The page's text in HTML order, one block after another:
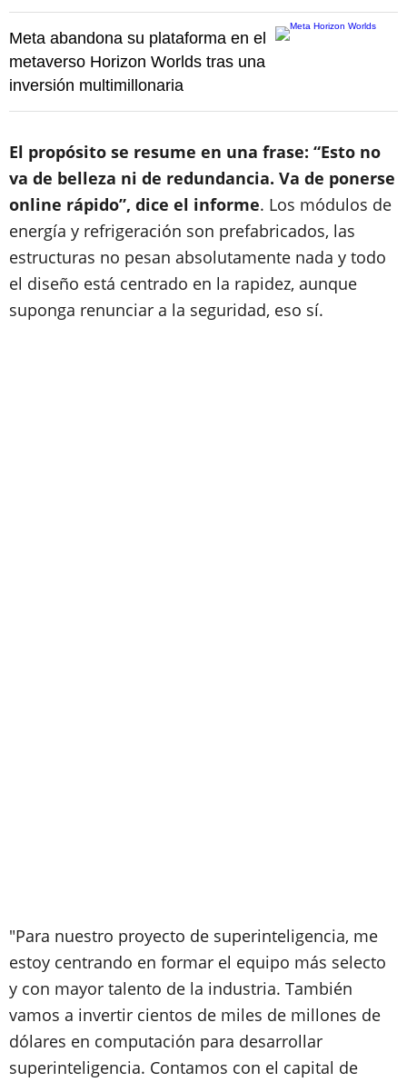
Meta abandona su plataforma en el
metaverso Horizon Worlds tras una
inversión multimillonaria
El propósito se resume en una frase: “Esto no
va de belleza ni de redundancia. Va de ponerse
online rápido”, dice el informe. Los módulos de
energía y refrigeración son prefabricados, las
estructuras no pesan absolutamente nada y todo
el diseño está centrado en la rapidez, aunque
suponga renunciar a la seguridad, eso sí.
"Para nuestro proyecto de superinteligencia, me
estoy centrando en formar el equipo más selecto
y con mayor talento de la industria. También
vamos a invertir cientos de miles de millones de
dólares en computación para desarrollar
superinteligencia. Contamos con el capital de